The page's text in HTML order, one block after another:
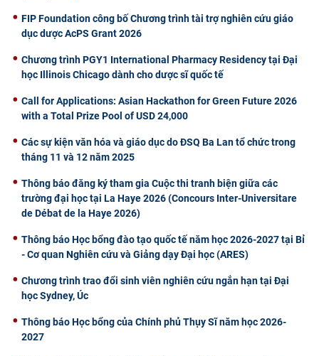
FIP Foundation công bố Chương trình tài trợ nghiên cứu giáo
dục dược AcPS Grant 2026
Chương trình PGY1 International Pharmacy Residency tại Đại
học Illinois Chicago dành cho dược sĩ quốc tế
Call for Applications: Asian Hackathon for Green Future 2026
with a Total Prize Pool of USD 24,000
Các sự kiện văn hóa và giáo dục do ĐSQ Ba Lan tổ chức trong
tháng 11 và 12 năm 2025
Thông báo đăng ký tham gia Cuộc thi tranh biện giữa các
trường đại học tại La Haye 2026 (Concours Inter-Universitare
de Débat de la Haye 2026)
Thông báo Học bổng đào tạo quốc tế năm học 2026-2027 tại Bỉ
- Cơ quan Nghiên cứu và Giảng dạy Đại học (ARES)
Chương trình trao đổi sinh viên nghiên cứu ngắn hạn tại Đại
học Sydney, Úc
Thông báo Học bổng của Chính phủ Thụy Sĩ năm học 2026-
2027